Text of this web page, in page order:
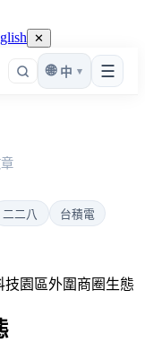
✕
☰
🌐 中 ▾
二二八
台積電
技園區外圍商圈生態